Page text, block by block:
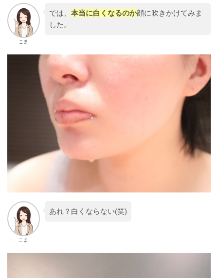
こま
では、 本当に白くなるのか顔に吹きかけてみま
した。
こま
あれ？白くならない(笑)